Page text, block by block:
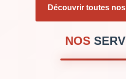
Découvrir toutes
NOS